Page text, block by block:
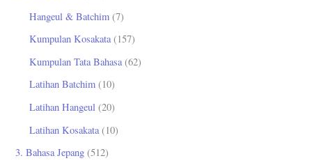
Hangeul & Batchim (7)
Kumpulan Kosakata(157)
Kumpulan Tata Bahasa(62)
Latihan Batchim (10)
Latihan Hangeul (20)
Latihan Kosakata (10)
3. Bahasa Jepang (512)